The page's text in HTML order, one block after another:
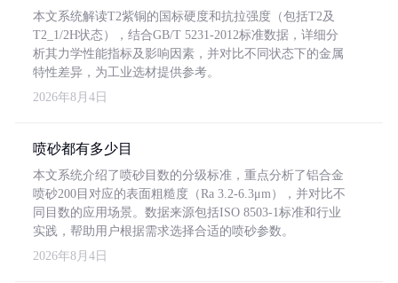
本文系统解读T2紫铜的国标硬度和抗拉强度（包括T2及
T2_1/2H状态），结合GB/T 5231-2012标准数据，详细分
析其力学性能指标及影响因素，并对比不同状态下的金属
特性差异，为工业选材提供参考。
2026年8月4日
喷砂都有多少目
本文系统介绍了喷砂目数的分级标准，重点分析了铝合金
喷砂200目对应的表面粗糙度（Ra 3.2-6.3μm），并对比不
同目数的应用场景。数据来源包括ISO 8503-1标准和行业
实践，帮助用户根据需求选择合适的喷砂参数。
2026年8月4日